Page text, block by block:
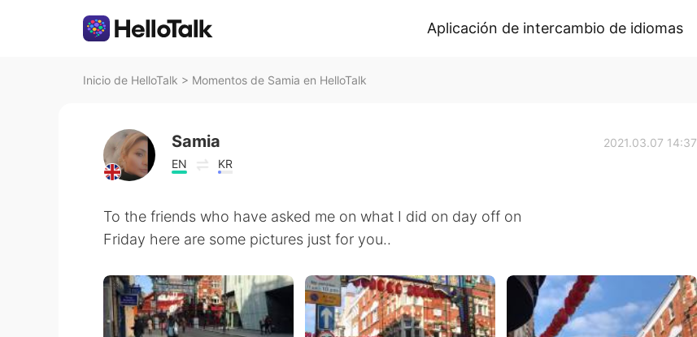
Aplicación de intercambio de idiomas
Inicio de HelloTalk > Momentos de Samia en HelloTalk
Samia
EN KR
2021.03.07 14:37
To the friends who have asked me on what I did on day off on
Friday here are some pictures just for you..